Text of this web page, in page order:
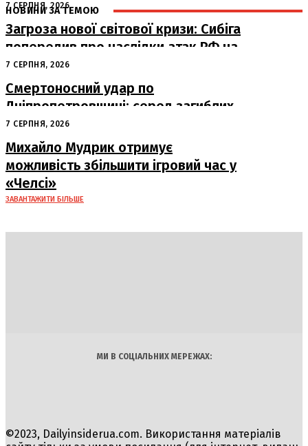
НОВИНИ ЗА ТЕМОЮ
7 СЕРПНЯ, 2026
Загроза нової світової кризи: Сибіга
попередив про наслідки атак РФ на
судна
7 СЕРПНЯ, 2026
Смертоносний удар по
Дніпропетровщині: серед загиблих
– працівники «Укрпошти»
7 СЕРПНЯ, 2026
Михайло Мудрик отримує
можливість збільшити ігровий час у
«Челсі»
ЗАВАНТАЖИТИ БІЛЬШЕ
МИ В СОЦІАЛЬНИХ МЕРЕЖАХ:
©2023, Dailyinsiderua.com. Використання матеріалів